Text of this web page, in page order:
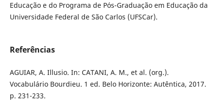
Educação e do Programa de Pós-Graduação em Educação da
Universidade Federal de São Carlos (UFSCar).
Referências
AGUIAR, A. Illusio. In: CATANI, A. M., et al. (org.).
Vocabulário Bourdieu. 1 ed. Belo Horizonte: Autêntica, 2017.
p. 231-233.